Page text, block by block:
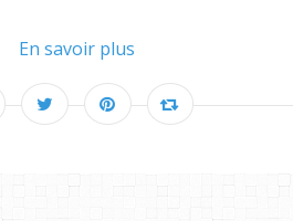
En savoir plus